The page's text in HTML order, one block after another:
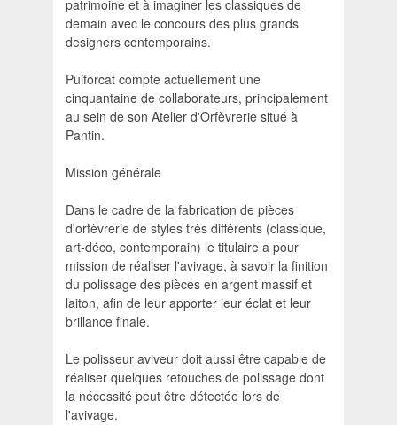
patrimoine et à imaginer les classiques de
demain avec le concours des plus grands
designers contemporains.
Puiforcat compte actuellement une
cinquantaine de collaborateurs, principalement
au sein de son Atelier d'Orfèvrerie situé à
Pantin.
Mission générale
Dans le cadre de la fabrication de pièces
d'orfèvrerie de styles très différents (classique,
art-déco, contemporain) le titulaire a pour
mission de réaliser l'avivage, à savoir la finition
du polissage des pièces en argent massif et
laiton, afin de leur apporter leur éclat et leur
brillance finale.
Le polisseur aviveur doit aussi être capable de
réaliser quelques retouches de polissage dont
la nécessité peut être détectée lors de
l'avivage.